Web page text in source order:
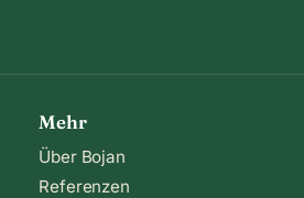
Mehr
Über Bojan
Referenzen